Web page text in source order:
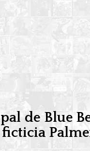
de Blue
ficticia